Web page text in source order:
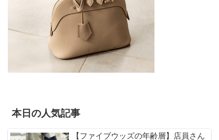
本日の人気記事
【ファイブウッズの年齢層】店員さん